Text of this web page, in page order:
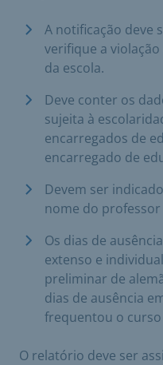
A notificação deve
verifique a
da escola.
Deve conter os
sujeita à
encarregados de
encarregado de
Devem ser
nome do
Os dias de
extenso e
preliminar de
dias de ausência
frequentou o
O relatório deve ser